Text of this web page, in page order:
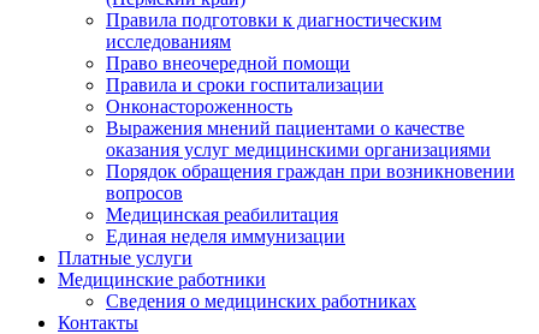
Правила подготовки к диагностическим
исследованиям
Право внеочередной помощи
Правила и сроки госпитализации
Онконастороженность
Выражения мнений пациентами о качестве
оказания услуг медицинскими организациями
Порядок обращения граждан при возникновении
вопросов
Медицинская реабилитация
Единая неделя иммунизации
Платные услуги
Медицинские работники
Сведения о медицинских работниках
Контакты